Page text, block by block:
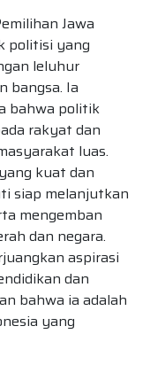
Jawa
politisi yang
leluhur
bangsa. Ia
bahwa politik
rakyat dan
luas.
kuat dan
siap melanjutkan
mengemban
dan negara.
aspirasi
dan
bahwa ia adalah
yang